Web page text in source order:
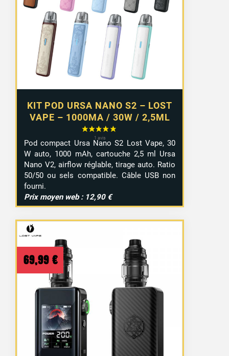
KIT POD URSA NANO S2 – LOST
VAPE – 1000MA / 30W / 2,5ML
Pod compact Ursa Nano S2 Lost Vape, 30
W auto, 1000 mAh, cartouche 2,5 ml Ursa
Nano V2, airflow réglable, tirage auto. Ratio
50/50 ou sels compatible. Câble USB non
fourni.
Prix moyen web : 12,90 €
69,99 €